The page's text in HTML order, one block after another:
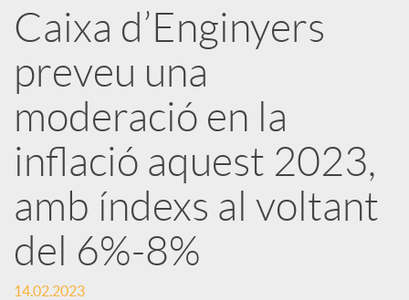
b
l
i
c
a
Caixa d’Enginyers
preveu una
moderació en la
inflació aquest 2023,
amb índexs al voltant
del 6%-8%
14.02.2023